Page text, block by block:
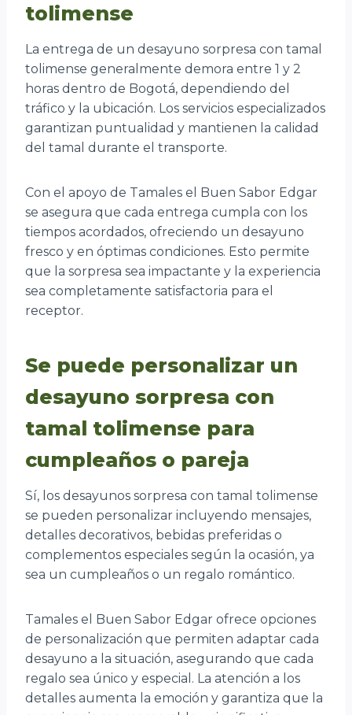
tolimense
La entrega de un desayuno sorpresa con tamal
tolimense generalmente demora entre 1 y 2
horas dentro de Bogotá, dependiendo del
tráfico y la ubicación. Los servicios especializados
garantizan puntualidad y mantienen la calidad
del tamal durante el transporte.
Con el apoyo de Tamales el Buen Sabor Edgar
se asegura que cada entrega cumpla con los
tiempos acordados, ofreciendo un desayuno
fresco y en óptimas condiciones. Esto permite
que la sorpresa sea impactante y la experiencia
sea completamente satisfactoria para el
receptor.
Se puede personalizar un
desayuno sorpresa con
tamal tolimense para
cumpleaños o pareja
Sí, los desayunos sorpresa con tamal tolimense
se pueden personalizar incluyendo mensajes,
detalles decorativos, bebidas preferidas o
complementos especiales según la ocasión, ya
sea un cumpleaños o un regalo romántico.
Tamales el Buen Sabor Edgar ofrece opciones
de personalización que permiten adaptar cada
desayuno a la situación, asegurando que cada
regalo sea único y especial. La atención a los
detalles aumenta la emoción y garantiza que la